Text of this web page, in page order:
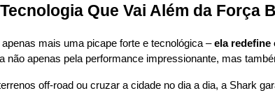
Que Vai Além da Força
apenas mais uma picape forte e tecnológica – ela redefine
não apenas pela performance impressionante, mas
off-road ou cruzar a cidade no dia a dia, a Shark